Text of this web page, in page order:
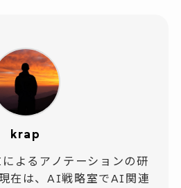
krap
よるアノテーションの研
在は、AI戦略室でAI関連